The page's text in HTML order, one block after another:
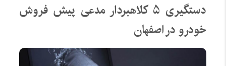
دستگیری ۵ کلاهبردار مدعی پیش فروش
خودرو در اصفهان